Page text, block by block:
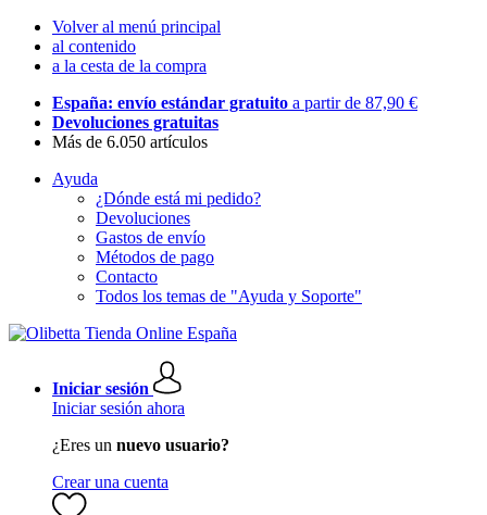
Volver al menú principal
al contenido
a la cesta de la compra
España: envío estándar gratuito a partir de 87,90 €
Devoluciones gratuitas
Más de 6.050 artículos
Ayuda
¿Dónde está mi pedido?
Devoluciones
Gastos de envío
Métodos de pago
Contacto
Todos los temas de "Ayuda y Soporte"
Iniciar sesión
Iniciar sesión ahora
¿Eres un nuevo usuario?
Crear una cuenta